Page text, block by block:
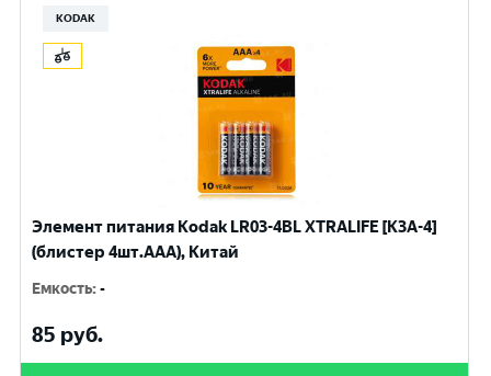
KODAK
Элемент питания Kodak LR03-4BL XTRALIFE [K3A-4]
(блистер 4шт.AАА), Китай
Емкость:-
85 руб.